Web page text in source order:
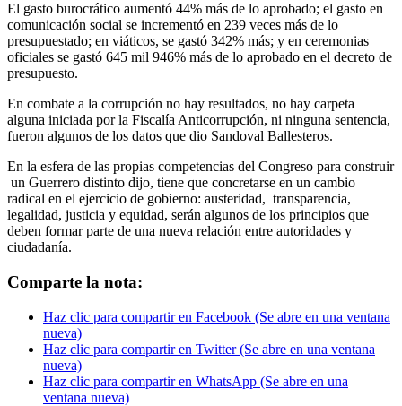
El gasto burocrático aumentó 44% más de lo aprobado; el gasto en
comunicación social se incrementó en 239 veces más de lo
presupuestado; en viáticos, se gastó 342% más; y en ceremonias
oficiales se gastó 645 mil 946% más de lo aprobado en el decreto de
presupuesto.
En combate a la corrupción no hay resultados, no hay carpeta
alguna iniciada por la Fiscalía Anticorrupción, ni ninguna sentencia,
fueron algunos de los datos que dio Sandoval Ballesteros.
En la esfera de las propias competencias del Congreso para construir
un Guerrero distinto dijo, tiene que concretarse en un cambio
radical en el ejercicio de gobierno: austeridad, transparencia,
legalidad, justicia y equidad, serán algunos de los principios que
deben formar parte de una nueva relación entre autoridades y
ciudadanía.
Comparte la nota:
Haz clic para compartir en Facebook (Se abre en una ventana
nueva)
Haz clic para compartir en Twitter (Se abre en una ventana
nueva)
Haz clic para compartir en WhatsApp (Se abre en una
ventana nueva)